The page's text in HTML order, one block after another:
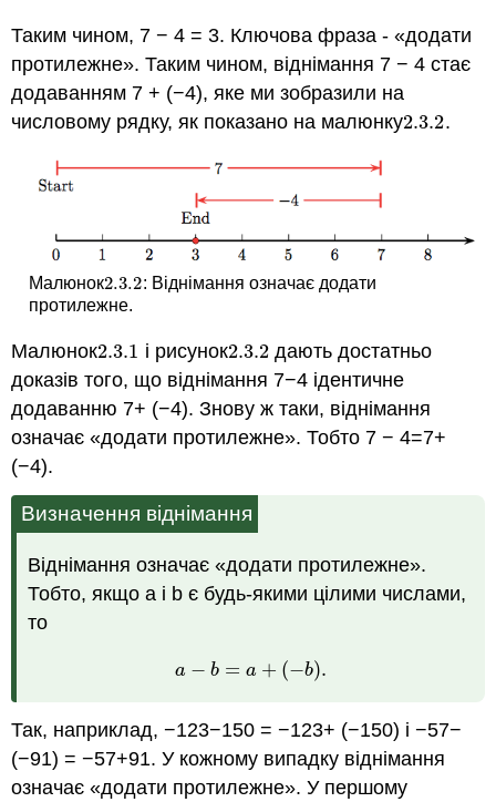
Таким чином, 7 − 4 = 3. Ключова фраза - «додати
протилежне». Таким чином, віднімання 7 − 4 стає
додаванням 7 + (−4), яке ми зобразили на
числовому рядку, як показано на малюнку2.3.2
2.3.2.
Малюнок2.3.2
2.3.2: Віднімання означає додати
протилежне.
Малюнок2.3.1
2.3.1 і рисунок2.3.2
2.3.2 дають достатньо
доказів того, що віднімання 7−4 ідентичне
додаванню 7+ (−4). Знову ж таки, віднімання
означає «додати протилежне». Тобто 7 − 4=7+
(−4).
Визначення віднімання
Віднімання означає «додати протилежне».
Тобто, якщо a і b є будь-якими цілими числами,
то
a − b = a + (−b).
a −b= a+(−b).
Так, наприклад, −123−150 = −123+ (−150) і −57−
(−91) = −57+91. У кожному випадку віднімання
означає «додати протилежне». У першому